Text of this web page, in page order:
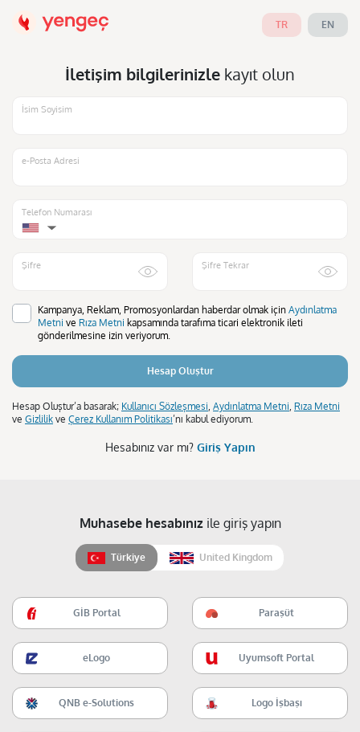
TR EN
İletişim bilgilerinizle kayıt olun
İsim Soyisim
e-Posta Adresi
Telefon Numarası
▼
Şifre Şifre Tekrar
Kampanya, Reklam, Promosyonlardan haberdar olmak için Aydınlatma
Metni ve Rıza Metni kapsamında tarafıma ticari elektronik ileti
gönderilmesine izin veriyorum.
Hesap Oluştur
Hesap Oluştur’a basarak; Kullanıcı Sözleşmesi, Aydınlatma Metni, Rıza Metni
ve Gizlilik ve Çerez Kullanım Politikası’nı kabul ediyorum.
Hesabınız var mı? Giriş Yapın
Muhasebe hesabınızile giriş yapın
Türkiye United Kingdom
GİB Portal Paraşüt
eLogo Uyumsoft Portal
QNB e-Solutions Logo İşbaşı